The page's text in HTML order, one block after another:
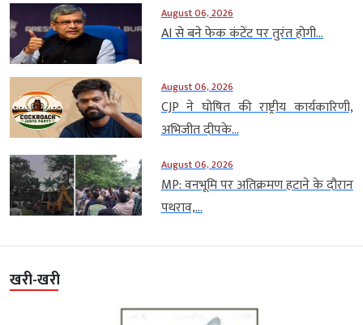
August 06, 2026
AI से बने फेक कंटेंट पर तुरंत होगी...
August 06, 2026
CJP ने घोषित की राष्ट्रीय कार्यकारिणी,
अभिजीत दीपके...
August 06, 2026
MP: वनभूमि पर अतिक्रमण हटाने के दौरान
पथराव,...
खरी-खरी